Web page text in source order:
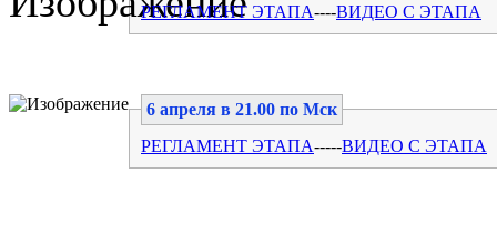
РЕГЛАМЕНТ ЭТАПА----ВИДЕО С ЭТАПА
6 апреля в 21.00 по Мск
РЕГЛАМЕНТ ЭТАПА-----ВИДЕО С ЭТАПА